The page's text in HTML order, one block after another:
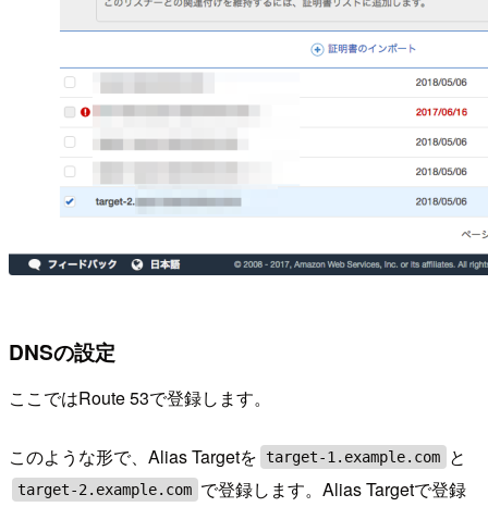
DNSの設定
ここではRoute 53で登録します。
このような形で、Alias Targetを target-1.example.com と
target-2.example.com で登録します。Alias Targetで登録